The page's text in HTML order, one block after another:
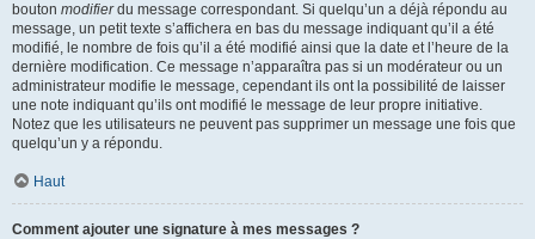
bouton modifierdu message correspondant. Si quelqu’un a déjà répondu au
message, un petit texte s’affichera en bas du message indiquant qu’il a été
modifié, le nombre de fois qu’il a été modifié ainsi que la date et l’heure de la
dernière modification. Ce message n’apparaîtra pas si un modérateur ou un
administrateur modifie le message, cependant ils ont la possibilité de laisser
une note indiquant qu’ils ont modifié le message de leur propre initiative.
Notez que les utilisateurs ne peuvent pas supprimer un message une fois que
quelqu’un y a répondu.
Haut
Comment ajouter une signature à mes messages ?